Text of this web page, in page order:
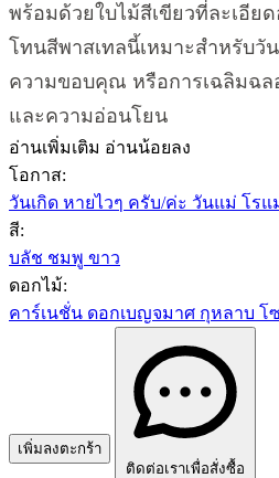
พร้อมด้วยใบไม้สีเขียวที่ละเอีย
โทนสีพาสเทลนี้เหมาะสำหรับวั
ความขอบคุณ หรือการเฉลิมฉ
และความอ่อนโยน
อ่านเพิ่มเติม อ่านน้อยลง
โอกาส:
วันเกิด หายไวๆ ครับ/ค่ะ วันแม่ โรแ
สี:
บลัช ชมพู ขาว
ดอกไม้:
คาร์เนชั่น ดอกเบญจมาศ กุหลาบ โ
เพิ่มลงตะกร้า
ติดต่อเราเพื่อสั่งซื้อ